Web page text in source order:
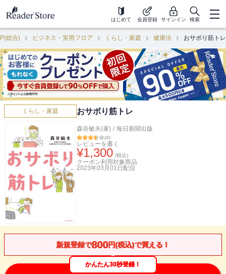
はじめて 会員登録 サインイン 検索
総合) ビジネス・実用フロア くらし・家庭 健康法 おサボり筋トレ
くらし・家庭 おサボり筋トレ
森谷敏夫(著) / 毎日新聞出版
(4)
レビューを書く
¥1,300 (税込)
クーポン利用対象商品
2023年03月01日 配信
新規登録で800円(税込)で買える！
かんたん30秒登録！